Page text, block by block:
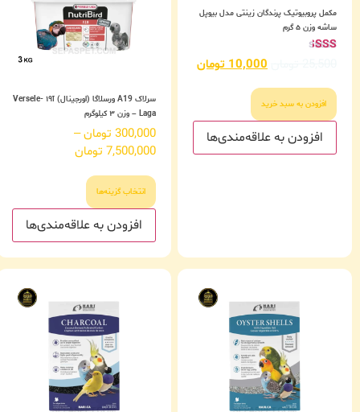
مکمل پروبیوتیک پرندگان زینتی مدل بیوپل
ساشه وزن ۵ گرم
10,000تومان
افزودن به سبد خرید
افزودن به علاقه‌مندی‌ها
سرلاک A19 ورسلاگا (اورجینال) آ۱۹ Versele-
Laga – وزن ۳ کیلوگرم
300,000 تومان –
7,500,000 تومان
انتخاب گزینه‌ها
افزودن به علاقه‌مندی‌ها